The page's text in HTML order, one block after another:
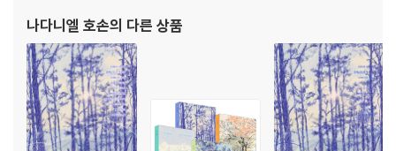
e에서 Hawthorne으로
나다니엘 호손의 다른 상품